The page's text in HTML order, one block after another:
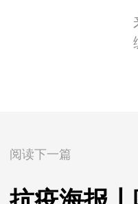
阅读下一篇